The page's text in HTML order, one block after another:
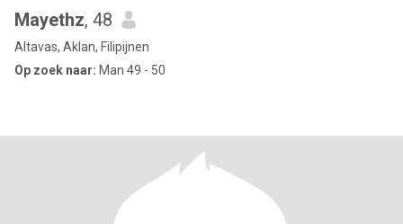
Mayethz, 48
Altavas, Aklan, Filipijnen
Op zoek naar: Man 49 - 50